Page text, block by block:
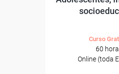
Curso
60
Online (toda